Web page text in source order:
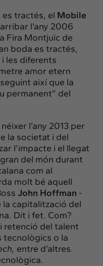
es tractés, el Mobile
l’any 2006
Fira Montjuïc de
boda es tractés,
les diferents
amor etern
així que la
permanent” del
l’any 2013 per
la societat i del
l’impacte i el llegat
del món durant
com al
molt bé aquell
John Hoffman -
la capitalització del
Dit i fet. Com?
retenció del talent
tecnològics o la
entre d’altres.